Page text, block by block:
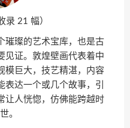
录 21 幅）
璀璨的艺术宝库，也是古
见证。敦煌壁画代表着中
模巨大，技艺精湛，内容
达一个或几个故事，引
让人恍惚，仿佛能跨越时
。